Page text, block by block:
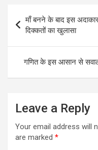
Post
navigation
माँ बनने के बाद इस
दिक्कतों का खुलासा
गणित के इस आसान से
Leave a Reply
Your email address will
are marked *